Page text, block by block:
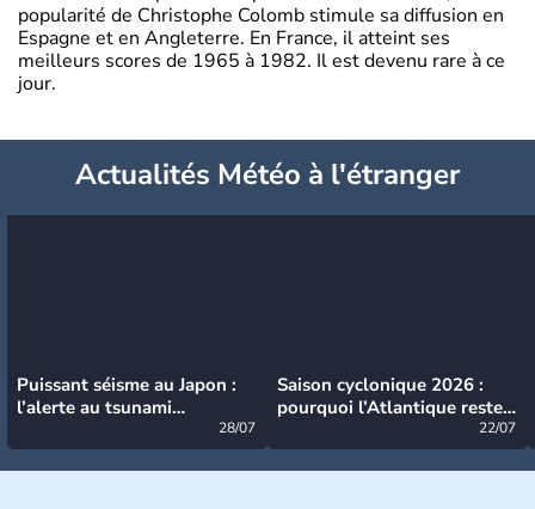
popularité de Christophe Colomb stimule sa diffusion en
Espagne et en Angleterre. En France, il atteint ses
meilleurs scores de 1965 à 1982. Il est devenu rare à ce
jour.
Actualités Météo à l'étranger
Puissant séisme au Japon :
l’alerte au tsunami
28/07
Saison cyclonique 2026 :
pourquoi l’Atlantique reste
22/07